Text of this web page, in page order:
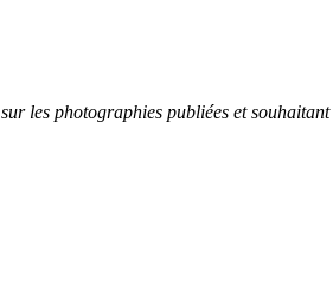
les photographies publiées et